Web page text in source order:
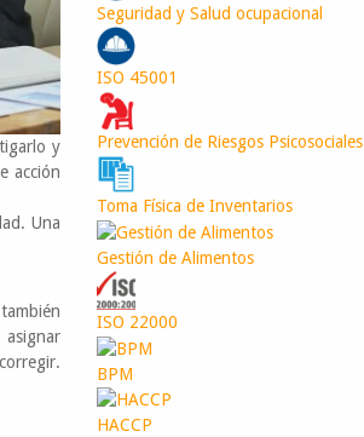
y
acción
Una
Seguridad y Salud ocupacional
ISO 45001
Prevención de Riesgos Psicosociales
Toma Física de Inventarios
Gestión de Alimentos
ISO 22000
BPM
HACCP